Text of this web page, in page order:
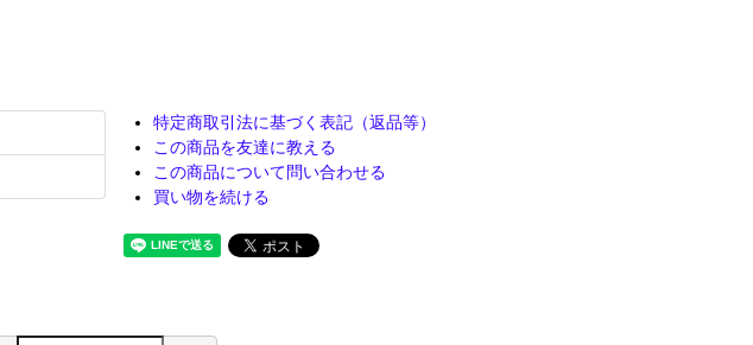
特定商取引法に基づく表記（返品等）
この商品を友達に教える
この商品について問い合わせる
買い物を続ける